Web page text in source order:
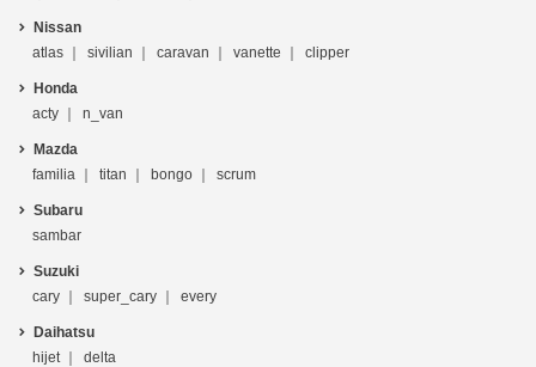
Nissan
atlas
sivilian caravan vanette clipper
Honda
acty
n_van
Mazda
familia
titan bongo scrum
Subaru
sambar
Suzuki
cary
super_cary every
Daihatsu
hijet
delta